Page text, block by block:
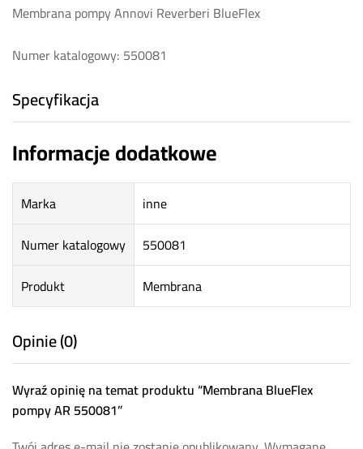
Membrana pompy Annovi Reverberi BlueFlex
Numer katalogowy: 550081
Specyfikacja
Informacje dodatkowe
Marka
inne
Numer katalogowy
550081
Produkt
Membrana
Opinie (0)
Wyraź opinię na temat produktu “Membrana BlueFlex
pompy AR 550081”